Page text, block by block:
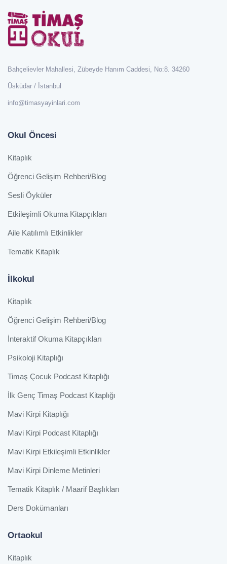
Bahçelievler Mahallesi, Zübeyde Hanım Caddesi, No:8. 34260
Üsküdar / İstanbul
info@timasyayinlari.com
Okul Öncesi
Kitaplık
Öğrenci Gelişim Rehberi/Blog
Sesli Öyküler
Etkileşimli Okuma Kitapçıkları
Aile Katılımlı Etkinlikler
Tematik Kitaplık
İlkokul
Kitaplık
Öğrenci Gelişim Rehberi/Blog
İnteraktif Okuma Kitapçıkları
Psikoloji Kitaplığı
Timaş Çocuk Podcast Kitaplığı
İlk Genç Timaş Podcast Kitaplığı
Mavi Kirpi Kitaplığı
Mavi Kirpi Podcast Kitaplığı
Mavi Kirpi Etkileşimli Etkinlikler
Mavi Kirpi Dinleme Metinleri
Tematik Kitaplık / Maarif Başlıkları
Ders Dokümanları
Ortaokul
Kitaplık